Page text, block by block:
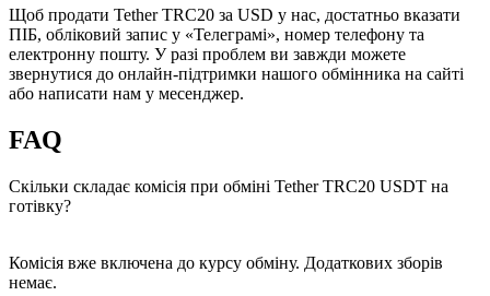
Щоб продати Tether TRC20 за USD у нас, достатньо вказати
ПІБ, обліковий запис у «Телеграмі», номер телефону та
електронну пошту. У разі проблем ви завжди можете
звернутися до онлайн-підтримки нашого обмінника на сайті
або написати нам у месенджер.
FAQ
Скільки складає комісія при обміні Tether TRC20 USDT на
готівку?
Комісія вже включена до курсу обміну. Додаткових зборів
немає.